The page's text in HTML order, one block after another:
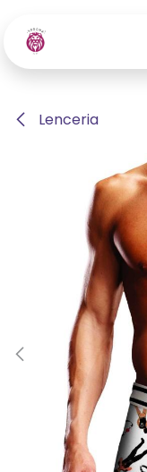
Lenceria